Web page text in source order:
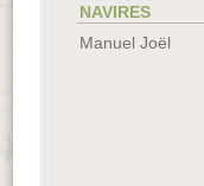
NAVIRES
Manuel Joël